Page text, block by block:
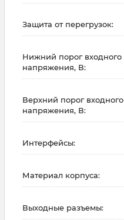
Защита от перегрузок:
Нижний порог входного
напряжения, В:
Верхний порог входного
напряжения, В:
Интерфейсы:
Материал корпуса:
Выходные разъемы: